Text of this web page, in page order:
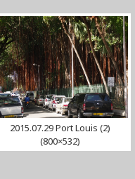
2015.07.29 Port Louis (2)
(800×532)